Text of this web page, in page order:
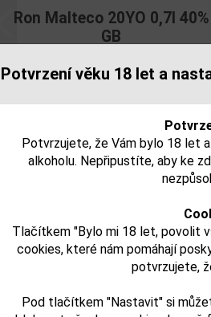
Potvrzení věku 18 let a
Potvrzujete, že Vám bylo 18 let
alkoholu. Nepřipustíte, aby ke
Tlačítkem "Bylo mi 18 let, povolit
cookies, které nám pomáhají
potvrzujete,
Pod tlačítkem "Nastavit" si
Rum Malecon 21YO 0,7l 40%
Detail
Zboží je zařazeno v těchto